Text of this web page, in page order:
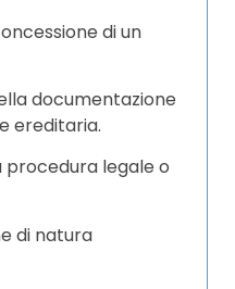
di un
documentazione
ereditaria.
procedura legale o
di natura